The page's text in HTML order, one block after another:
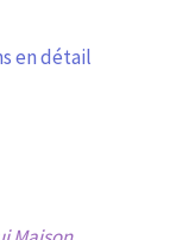
en détail